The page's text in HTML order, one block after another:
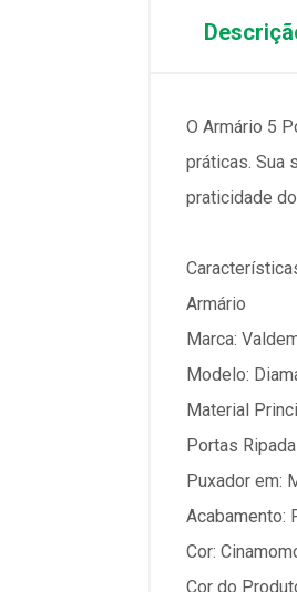
O Armário 5
práticas. Sua
praticidade
Armário
Marca:
Modelo:
Material
Portas
Puxador em:
Acabamento:
Cor:
Cor do